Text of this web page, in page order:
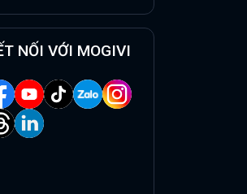
NỐI VỚI MOGIVI